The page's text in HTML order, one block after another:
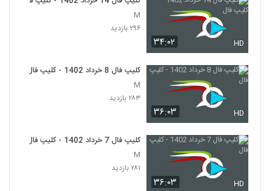
۳۴:۰۲ HD
M
۲۹۶ بازدید
۳۶:۰۳ HD
کلیپ فال 8 خرداد 1402 - کلیپ فال
M
۲۸۳ بازدید
۳۶:۰۳ HD
کلیپ فال 7 خرداد 1402 - کلیپ فال
M
۲۸۱ بازدید